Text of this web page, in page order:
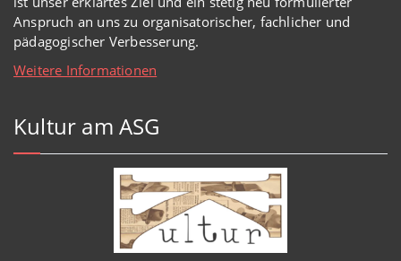
Anspruch an uns zu organisatorischer, fachlicher und
pädagogischer Verbesserung.
Weitere Informationen
Kultur am ASG